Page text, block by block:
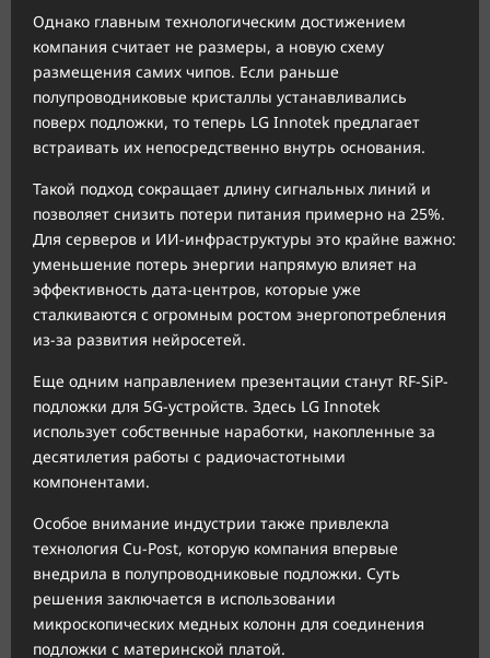
Однако главным технологическим достижением
компания считает не размеры, а новую схему
размещения самих чипов. Если раньше
полупроводниковые кристаллы устанавливались
поверх подложки, то теперь LG Innotek предлагает
встраивать их непосредственно внутрь основания.
Такой подход сокращает длину сигнальных линий и
позволяет снизить потери питания примерно на 25%.
Для серверов и ИИ-инфраструктуры это крайне важно:
уменьшение потерь энергии напрямую влияет на
эффективность дата-центров, которые уже
сталкиваются с огромным ростом энергопотребления
из-за развития нейросетей.
Еще одним направлением презентации станут RF-SiP-
подложки для 5G-устройств. Здесь LG Innotek
использует собственные наработки, накопленные за
десятилетия работы с радиочастотными
компонентами.
Особое внимание индустрии также привлекла
технология Cu-Post, которую компания впервые
внедрила в полупроводниковые подложки. Суть
решения заключается в использовании
микроскопических медных колонн для соединения
подложки с материнской платой.